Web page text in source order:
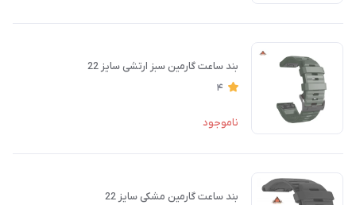
بند ساعت گارمین سبز ارتشی سایز 22
4
ناموجود
بند ساعت گارمین مشکی سایز 22